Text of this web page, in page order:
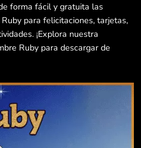
forma fácil y gratuita las
para felicitaciones, tarjetas,
¡Explora nuestra
Ruby para descargar de